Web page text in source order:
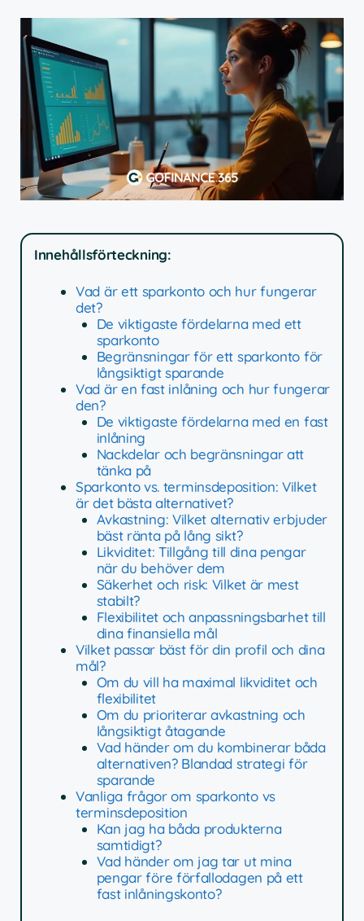
Innehållsförteckning:
Vad är ett sparkonto och hur fungerar
det?
De viktigaste fördelarna med ett
sparkonto
Begränsningar för ett sparkonto för
långsiktigt sparande
Vad är en fast inlåning och hur fungerar
den?
De viktigaste fördelarna med en fast
inlåning
Nackdelar och begränsningar att
tänka på
Sparkonto vs. terminsdeposition: Vilket
är det bästa alternativet?
Avkastning: Vilket alternativ erbjuder
bäst ränta på lång sikt?
Likviditet: Tillgång till dina pengar
när du behöver dem
Säkerhet och risk: Vilket är mest
stabilt?
Flexibilitet och anpassningsbarhet till
dina finansiella mål
Vilket passar bäst för din profil och dina
mål?
Om du vill ha maximal likviditet och
flexibilitet
Om du prioriterar avkastning och
långsiktigt åtagande
Vad händer om du kombinerar båda
alternativen? Blandad strategi för
sparande
Vanliga frågor om sparkonto vs
terminsdeposition
Kan jag ha båda produkterna
samtidigt?
Vad händer om jag tar ut mina
pengar före förfallodagen på ett
fast inlåningskonto?